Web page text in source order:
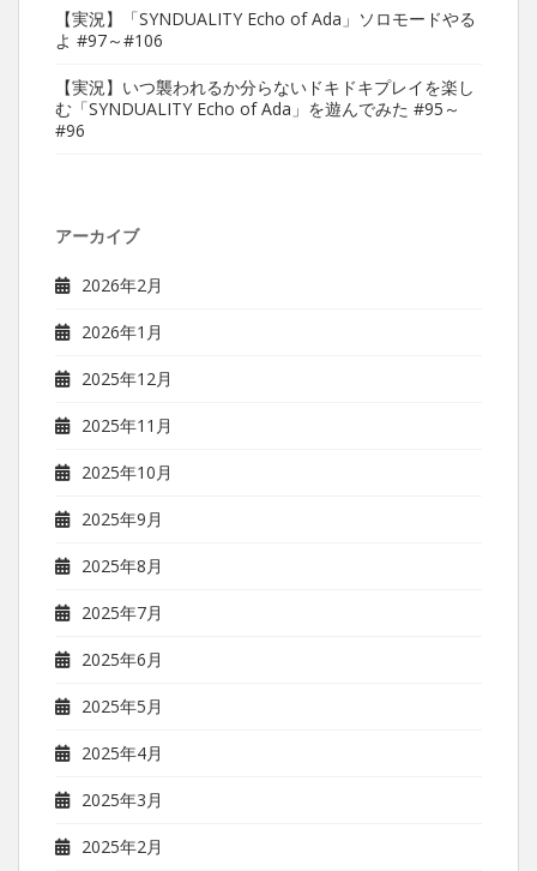
【実況】「SYNDUALITY Echo of Ada」ソロモードやる
よ #97～#106
【実況】いつ襲われるか分らないドキドキプレイを楽し
む「SYNDUALITY Echo of Ada」を遊んでみた #95～
#96
アーカイブ
2026年2月
2026年1月
2025年12月
2025年11月
2025年10月
2025年9月
2025年8月
2025年7月
2025年6月
2025年5月
2025年4月
2025年3月
2025年2月